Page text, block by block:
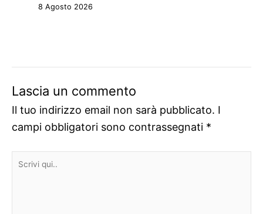
8 Agosto 2026
Lascia un commento
Il tuo indirizzo email non sarà pubblicato. I
campi obbligatori sono contrassegnati *
Scrivi